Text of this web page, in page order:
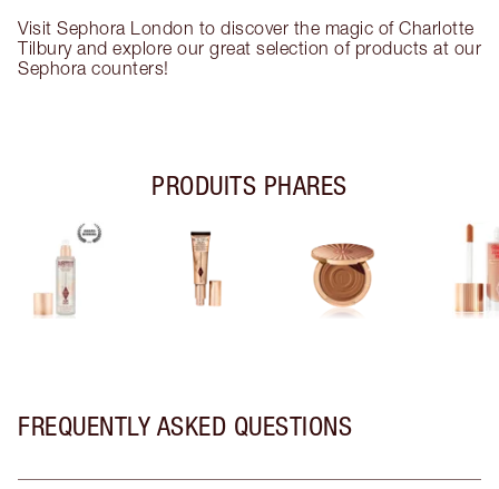
Visit Sephora London to discover the magic of Charlotte
Tilbury and explore our great selection of products at our
Sephora counters!
PRODUITS PHARES
FREQUENTLY ASKED QUESTIONS